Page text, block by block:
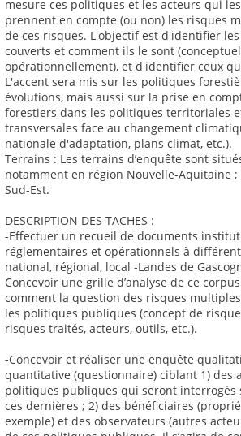
mesure ces politiques et les acteurs qui
prennent en compte (ou non) les risques
de ces risques. L'objectif est d'identifier
couverts et comment ils le sont
opérationnellement), et d'identifier ceux
L'accent sera mis sur les politiques
évolutions, mais aussi sur la prise en
forestiers dans les politiques territoriales
transversales face au changement
nationale d'adaptation, plans climat, etc.).
Terrains : Les terrains d’enquête sont
notamment en région Nouvelle-Aquitaine ;
Sud-Est.
DESCRIPTION DES TACHES :
-Effectuer un recueil de documents
réglementaires et opérationnels à
national, régional, local -Landes de
Concevoir une grille d’analyse de ce
comment la question des risques
les politiques publiques (concept de
risques traités, acteurs, outils, etc.).
-Concevoir et réaliser une enquête
quantitative (questionnaire) ciblant 1) des
politiques publiques qui seront interrogés
ces dernières ; 2) des bénéficiaires
exemple) et des observateurs (autres